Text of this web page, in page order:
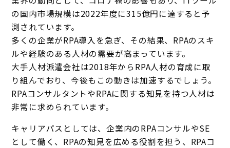
の国内市場規模は2022年度に315億円に達すると予
測されています。
多くの企業がRPA導入を急ぎ、その結果、RPAのスキ
ルや経験のある人材の需要が高まっています。
大手人材派遣会社は2018年からRPA人材の育成に取
り組んでおり、今後もこの動きは加速するでしょう。
RPAコンサルタントやRPAに関する知見を持つ人材は
非常に求められています。
キャリアパスとしては、企業内のRPAコンサルやSE
として働く、RPAの知見を広める役割を担う、RPAコ